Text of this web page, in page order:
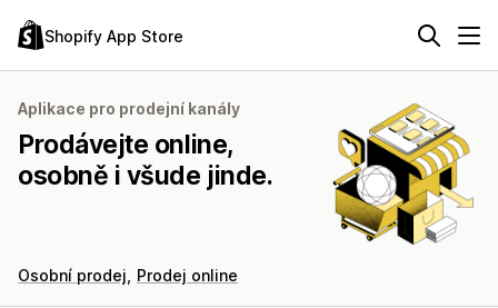
Shopify App Store
Aplikace pro prodejní kanály
Prodávejte online,
osobně i všude jinde.
Osobní prodej Prodej online